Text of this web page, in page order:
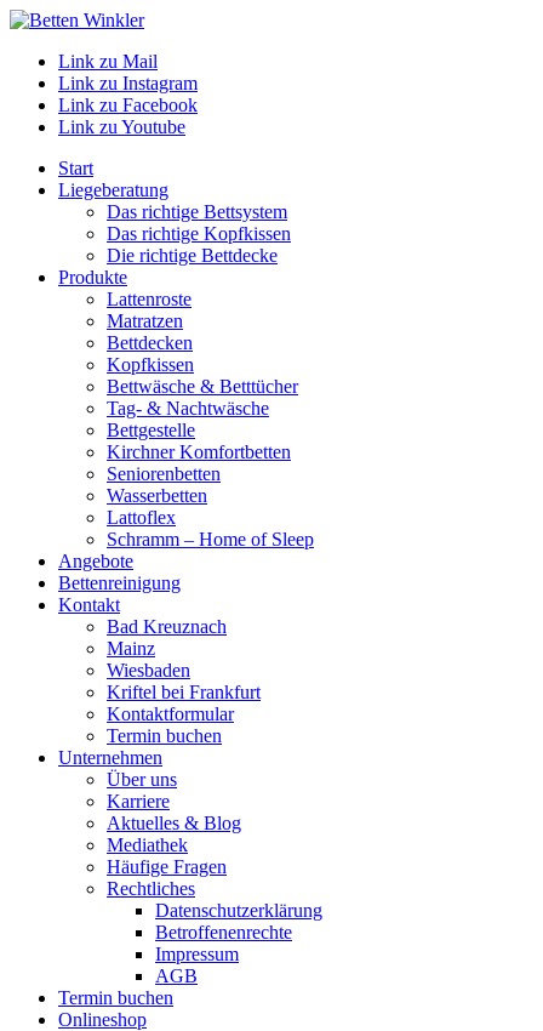
Link zu Mail
Link zu Instagram
Link zu Facebook
Link zu Youtube
Start
Liegeberatung
Das richtige Bettsystem
Das richtige Kopfkissen
Die richtige Bettdecke
Produkte
Lattenroste
Matratzen
Bettdecken
Kopfkissen
Bettwäsche & Betttücher
Tag- & Nachtwäsche
Bettgestelle
Kirchner Komfortbetten
Seniorenbetten
Wasserbetten
Lattoflex
Schramm – Home of Sleep
Angebote
Bettenreinigung
Kontakt
Bad Kreuznach
Mainz
Wiesbaden
Kriftel bei Frankfurt
Kontaktformular
Termin buchen
Unternehmen
Über uns
Karriere
Aktuelles & Blog
Mediathek
Häufige Fragen
Rechtliches
Datenschutzerklärung
Betroffenenrechte
Impressum
AGB
Termin buchen
Onlineshop